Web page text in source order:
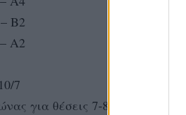
Β2
Α2
7
για θέσεις 7-8